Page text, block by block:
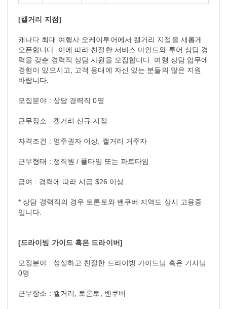
[캘거리 지점]
캐나다 최대 여행사 오케이투어에서 캘거리 지점을 새롭게
오픈합니다. 이에 따라 친절한 서비스 마인드와 투어 상담 경
력을 갖춘 경력직 상담 사원을 모집합니다. 여행 상담 업무에
경험이 있으시고, 고객 응대에 자신 있는 분들의 많은 지원
바랍니다.
모집분야 : 상담 경력직 0명
근무장소 : 캘거리 신규 지점
자격조건 : 영주권자 이상, 캘거리 거주자
근무형태 : 정직원 / 풀타임 또는 파트타임
급여 : 경력에 따라 시급 $26 이상
* 상담 경력직의 경우 토론토와 밴쿠버 지역도 상시 고용중
입니다.
[드라이빙 가이드 혹은 드라이버]
모집분야 : 성실하고 친절한 드라이빙 가이드님 혹은 기사님
0명
근무장소 : 캘거리, 토론토, 밴쿠버